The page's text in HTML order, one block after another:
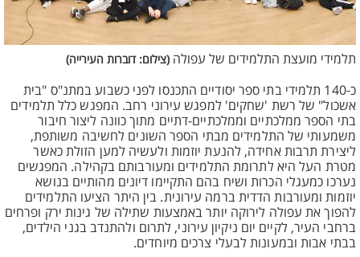
תלמידי מועצת התלמידים של עפולה (צילום: דוברות העירייה)
כ-140 תלמידי בתי ספר יסודיים התכנסו לפני כשבוע במתנ"ס "בית
אשכול" של רשת 'שחקים' למפגש עירוני רחב. המפגש כלל תלמידים
בתי הספר ממלכתיים וממלכתיים-דתיים מתוך כוונה ליצור חיבור
משמעותי של התלמידים מבתי הספר השונים לחשיבה משותפת,
ליצירת תרבות אחידה, להנעת יוזמות ולעשיה למען הזולת כאשר
מטרת העל היא לתרומת התלמידים ומעורבותם בקהילה. המפגשים
נערכו כמעגלי הכרות ושיח בהם התקיימו דיונים מהותיים בנושא
יוזמות ומעורבות הדדית ברמה עירונית. בין היתר הציעו התלמידים
להפוך את עפולה לירוקה יותר באמצעות שתילה של גינות ירק ופרחים
ברחבי העיר, לקיים יום ניקיון עירוני, לתרום ולהתנדב בגני הילדים,
בבתי אבות ובמעונות לבעלי צרכים מיוחדים.